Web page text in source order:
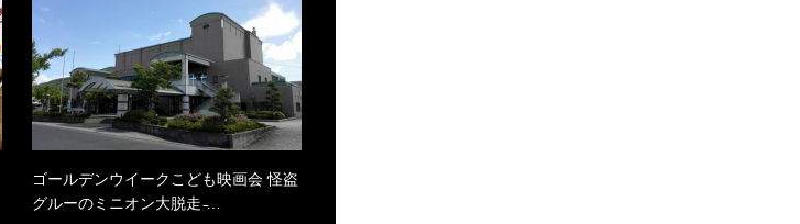
ゴールデンウイークこども映画会 怪盗
グルーのミニオン大脱走 ̵…